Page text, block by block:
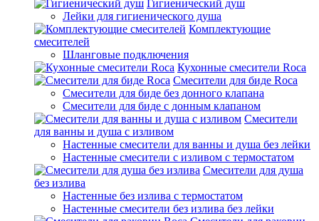
Гигиенический душ
Лейки для гигиенического душа
Комплектующие
смесителей
Шланговые подключения
Кухонные смесители Roca
Смесители для биде Roca
Смесители для биде без донного клапана
Смесители для биде с донным клапаном
Смесители
для ванны и душа с изливом
Настенные смесители для ванны и душа без лейки
Настенные смесители с изливом c термостатом
Смесители для душа
без излива
Настенные без излива с термостатом
Настенные смесители без излива без лейки